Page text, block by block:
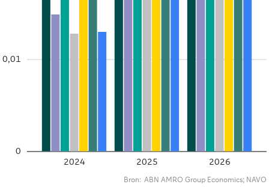
2026
2025
2024
0
0,01
Bron: ABN AMRO Group Economics; NAVO